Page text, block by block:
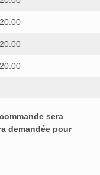
sera
demandée pour